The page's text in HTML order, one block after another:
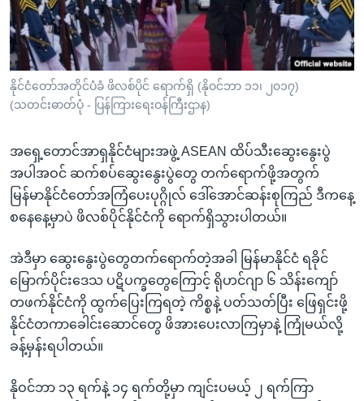
အ
ညွန်း
စာမျက်နှာ
သို့
ကျော်
ရှာဖွေ
ရန်
နေရာ
ကျော်
သုတပဒေသာ အင်္ဂလိပ်စာ
Learning English
ဗွီအိုအေ လူမှုကွန်ယက်များ
ဘာသာစကားများ
နိုင်ငံတော်အတိုင်ပံခံ ဖိလစ်ပိုင် ရောက်ရှိ (နိုဝင်ဘာ ၁၁၊ ၂၀၁၇)
(သတင်းဓာတ်ပုံ - ပြန်ကြားရေးဝန်ကြီးဌာန)
အရှေ့တောင်အာရှနိုင်ငံများအဖွဲ့ ASEAN ထိပ်သီးဆွေးနွေးပွဲ
အပါအဝင် ဆက်စပ်ဆွေးနွေးပွဲတွေ တက်ရောက်ဖို့အတွက်
မြန်မာနိုင်ငံတော်အကြံပေးပုဂ္ဂိုလ် ဒေါ်အောင်ဆန်းစုကြည် ဒီကနေ့
စနေနေ့မှာပဲ ဖိလစ်ပိုင်နိုင်ငံကို ရောက်ရှိသွားပါတယ်။
အဲဒီမှာ ဆွေးနွေးပွဲတွေတက်ရောက်တဲ့အခါ မြန်မာနိုင်ငံ ရခိုင်
မြောက်ပိုင်းဒေသ ပဋိပက္ခတွေကြောင့် ရိုဟင်ဂျာ ၆ သိန်းကျော်
တဖက်နိုင်ငံကို ထွက်ပြေးကြရတဲ့ ကိစ္စနဲ့ ပတ်သတ်ပြီး ဖြေရှင်းဖို့
နိုင်ငံတကာခေါင်းဆောင်တွေ ဖိအားပေးလာကြမှာနဲ့ ကြုံမယ်လို့
ခန့်မှန်းရပါတယ်။
နိုဝင်ဘာ ၁၃ ရက်နဲ့ ၁၄ ရက်တို့မှာ ကျင်းပမယ့် ၂ ရက်ကြာ